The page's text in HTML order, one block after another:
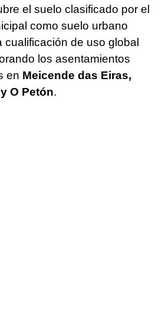
el suelo clasificado por el
como suelo urbano
cualificación de uso global
los asentamientos
en Meicende das Eiras,
O Petón.